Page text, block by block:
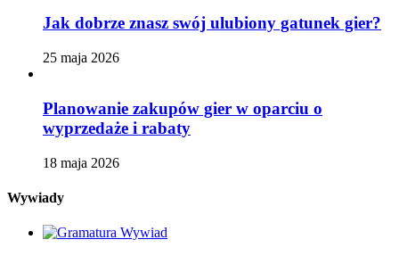
Jak dobrze znasz swój ulubiony gatunek gier?
25 maja 2026
Planowanie zakupów gier w oparciu o
wyprzedaże i rabaty
18 maja 2026
Wywiady